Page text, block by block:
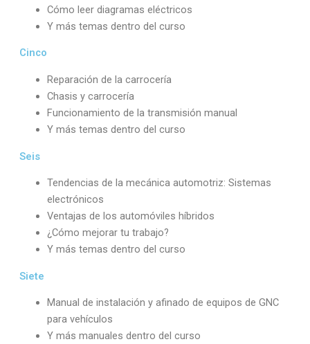
Cómo leer diagramas eléctricos
Y más temas dentro del curso
Cinco
Reparación de la carrocería
Chasis y carrocería
Funcionamiento de la transmisión manual
Y más temas dentro del curso
Seis
Tendencias de la mecánica automotriz: Sistemas
electrónicos
Ventajas de los automóviles híbridos
¿Cómo mejorar tu trabajo?
Y más temas dentro del curso
Siete
Manual de instalación y afinado de equipos de GNC
para vehículos
Y más manuales dentro del curso